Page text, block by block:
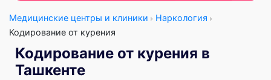
Медицинские центры и клиники
Наркология
Кодирование от курения
Кодирование от курения в
Ташкенте